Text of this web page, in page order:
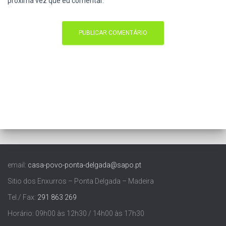
email: casa-povo-ponta-delgada@sapo.pt
Sitio dos Enxurros – Ponta Delgada – Madeira
Tel./ Fax: 291 863 269
Horário: 09h00 às 12h30 / 14h00 às 17h30